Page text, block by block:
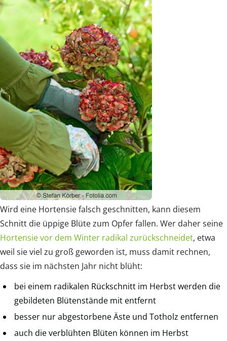
Wird eine Hortensie falsch geschnitten, kann diesem
Schnitt die üppige Blüte zum Opfer fallen. Wer daher seine
Hortensie vor dem Winter radikal zurückschneidet, etwa
weil sie viel zu groß geworden ist, muss damit rechnen,
dass sie im nächsten Jahr nicht blüht:
bei einem radikalen Rückschnitt im Herbst werden die
gebildeten Blütenstände mit entfernt
besser nur abgestorbene Äste und Totholz entfernen
auch die verblühten Blüten können im Herbst